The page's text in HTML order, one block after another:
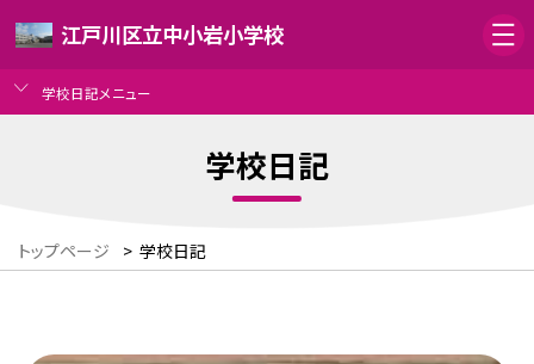
江戸川区立中小岩小学校
学校日記メニュー
学校日記
トップページ > 学校日記